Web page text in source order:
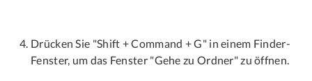
Drücken Sie "Shift + Command + G" in einem Finder-
Fenster, um das Fenster "Gehe zu Ordner" zu öffnen.